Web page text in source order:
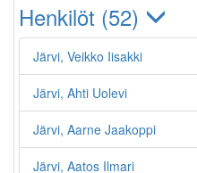
Henkilöt (52)
Järvi, Veikko Iisakki
Järvi, Ahti Uolevi
Järvi, Aarne Jaakoppi
Järvi, Aatos Ilmari